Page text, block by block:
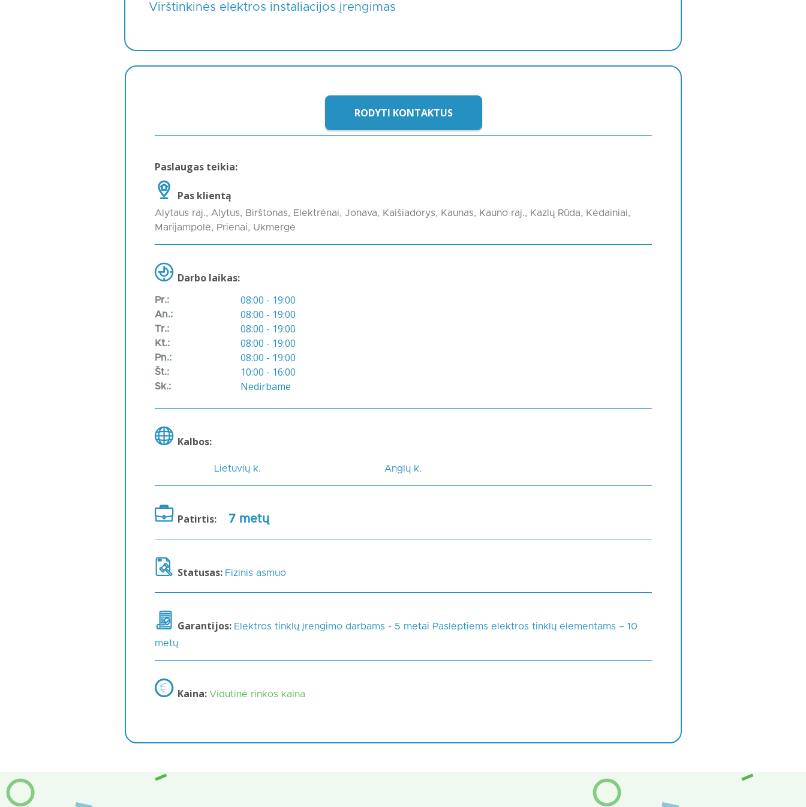
Virštinkinės elektros instaliacijos įrengimas
RODYTI KONTAKTUS
Paslaugas teikia:
Pas klientą
Alytaus raj., Alytus, Birštonas, Elektrėnai, Jonava, Kaišiadorys, Kaunas, Kauno raj., Kazlų Rūda, Kėdainiai,
Marijampolė, Prienai, Ukmergė
Darbo laikas:
Pr.: 08:00 - 19:00
An.: 08:00 - 19:00
Tr.: 08:00 - 19:00
Kt.: 08:00 - 19:00
Pn.: 08:00 - 19:00
Št.: 10:00 - 16:00
Sk.: Nedirbame
Kalbos:
Lietuvių k. Anglų k.
Patirtis: 7 metų
Statusas: Fizinis asmuo
Garantijos: Elektros tinklų įrengimo darbams - 5 metai Paslėptiems elektros tinklų elementams – 10
metų
Kaina: Vidutinė rinkos kaina